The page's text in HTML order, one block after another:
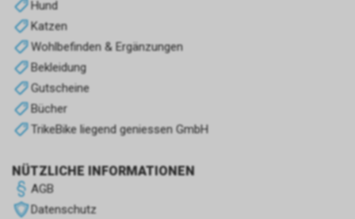
Hund
Katzen
Wohlbefinden & Ergänzungen
Bekleidung
Gutscheine
Bücher
TrikeBike liegend geniessen GmbH
NÜTZLICHE INFORMATIONEN
AGB
Datenschutz